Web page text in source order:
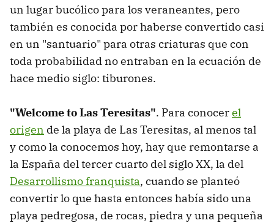
un lugar bucólico para los veraneantes, pero
también es conocida por haberse convertido casi
en un "santuario" para otras criaturas que con
toda probabilidad no entraban en la ecuación de
hace medio siglo: tiburones.
"Welcome to Las Teresitas". Para conocerel
origen de la playa de Las Teresitas, al menos tal
y como la conocemos hoy, hay que remontarse a
la España del tercer cuarto del siglo XX, la del
Desarrollismo franquista, cuando se planteó
convertir lo que hasta entonces había sido una
playa pedregosa, de rocas, piedra y una pequeña